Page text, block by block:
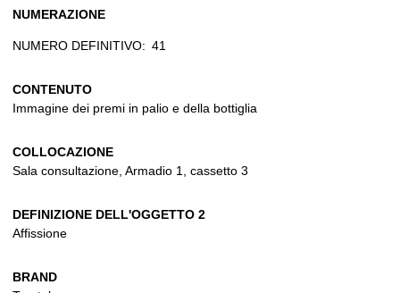
NUMERAZIONE
NUMERO DEFINITIVO: 41
CONTENUTO
Immagine dei premi in palio e della bottiglia
COLLOCAZIONE
Sala consultazione, Armadio 1, cassetto 3
DEFINIZIONE DELL'OGGETTO 2
Affissione
BRAND